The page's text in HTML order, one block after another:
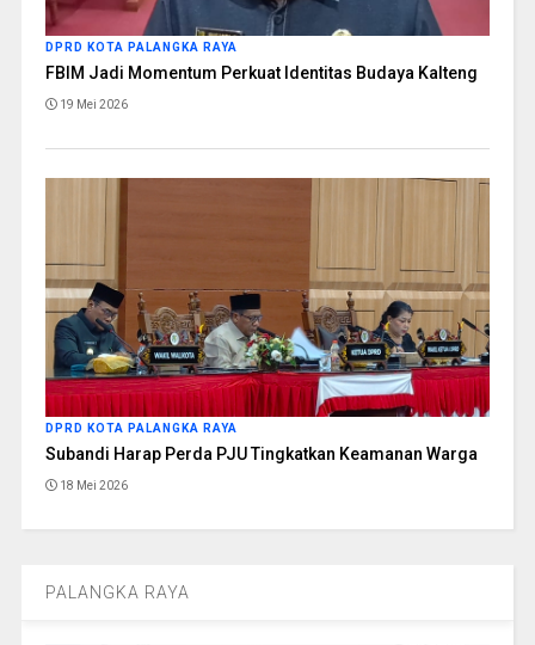
DPRD KOTA PALANGKA RAYA
FBIM Jadi Momentum Perkuat Identitas Budaya Kalteng
19 Mei 2026
DPRD KOTA PALANGKA RAYA
Subandi Harap Perda PJU Tingkatkan Keamanan Warga
18 Mei 2026
PALANGKA RAYA